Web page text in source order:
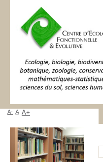
A- A A+